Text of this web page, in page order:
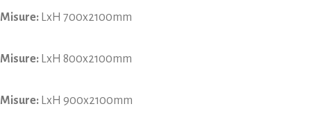
Misure: LxH 700x2100mm
Misure: LxH 800x2100mm
Misure: LxH 900x2100mm